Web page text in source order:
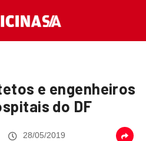
e engenheiros
do DF
28/05/2019